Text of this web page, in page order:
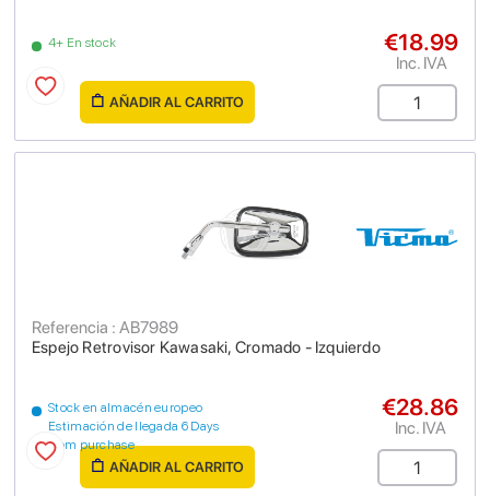
4+ En stock €18.99
Inc. IVA
AÑADIR AL CARRITO
Espejo Retrovisor Kawasaki, Cromado - Izquierdo
Referencia : AB7989
Stock en almacén europeo
Estimación de llegada 6 Days
from purchase
€28.86
Inc. IVA
AÑADIR AL CARRITO